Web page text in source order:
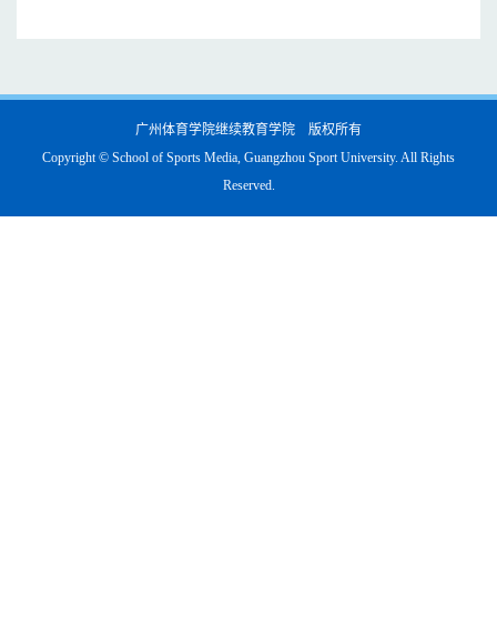
广州体育学院继续教育学院 版权所有
Copyright © School of Sports Media, Guangzhou Sport University. All Rights
Reserved.